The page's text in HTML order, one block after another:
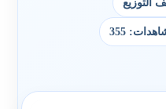
355